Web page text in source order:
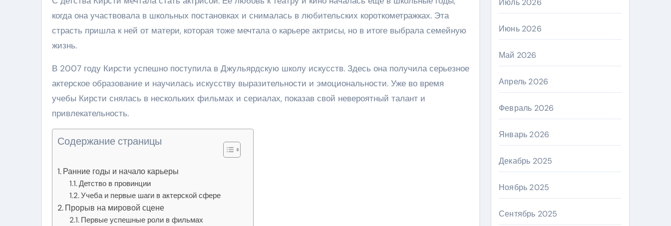
когда она участвовала в школьных постановках и снималась в любительских короткометражках. Эта
страсть пришла к ней от матери, которая тоже мечтала о карьере актрисы, но в итоге выбрала семейную
жизнь.
В 2007 году Кирсти успешно поступила в Джульярдскую школу искусств. Здесь она получила серьезное
актерское образование и научилась искусству выразительности и эмоциональности. Уже во время
учебы Кирсти снялась в нескольких фильмах и сериалах, показав свой невероятный талант и
привлекательность.
Содержание страницы
Ранние годы и начало карьеры
Детство в провинции
Учеба и первые шаги в актерской сфере
Прорыв на мировой сцене
Первые успешные роли в фильмах
Июль 2026
Июнь 2026
Май 2026
Апрель 2026
Февраль 2026
Январь 2026
Декабрь 2025
Ноябрь 2025
Сентябрь 2025